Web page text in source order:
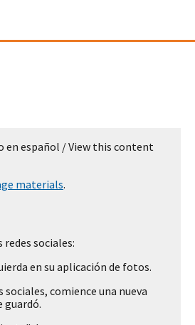
en español / View this content
materials.
sociales:
en su aplicación de fotos.
comience una nueva
guardó.